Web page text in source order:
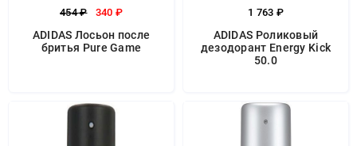
454 ₽ 340 ₽
ADIDAS Лосьон после
бритья Pure Game
1 763 ₽
ADIDAS Роликовый
дезодорант Energy Kick
50.0